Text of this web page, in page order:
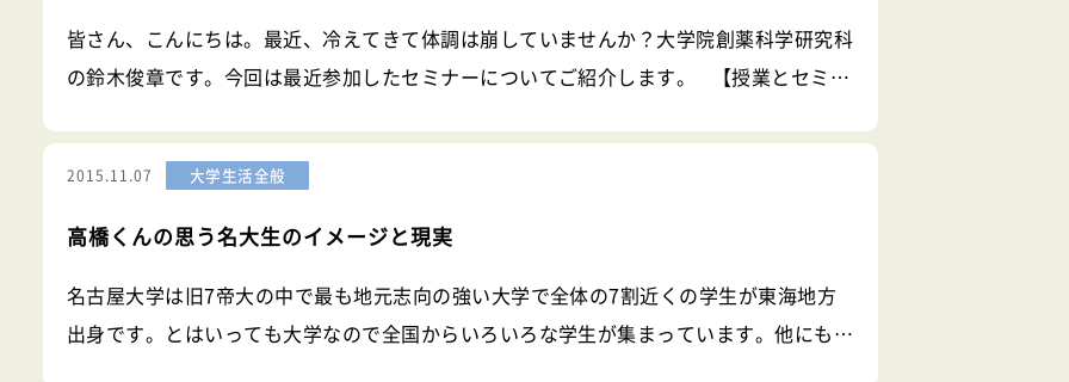
皆さん、こんにちは。最近、冷えてきて体調は崩していませんか？大学院創薬科学研究科
の鈴木俊章です。今回は最近参加したセミナーについてご紹介します。 【授業とセミナ
2015.11.07 大学生活全般
高橋くんの思う名大生のイメージと現実
名古屋大学は旧7帝大の中で最も地元志向の強い大学で全体の7割近くの学生が東海地方
出身です。とはいっても大学なので全国からいろいろな学生が集まっています。他にも世